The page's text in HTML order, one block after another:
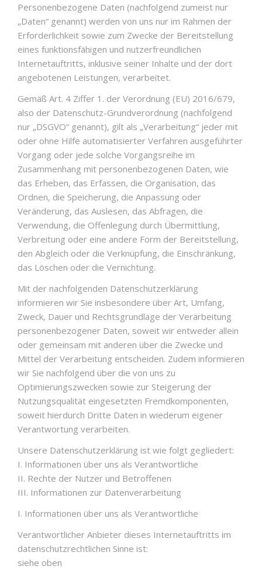
Personenbezogene Daten (nachfolgend zumeist nur
„Daten“ genannt) werden von uns nur im Rahmen der
Erforderlichkeit sowie zum Zwecke der Bereitstellung
eines funktionsfähigen und nutzerfreundlichen
Internetauftritts, inklusive seiner Inhalte und der dort
angebotenen Leistungen, verarbeitet.
Gemäß Art. 4 Ziffer 1. der Verordnung (EU) 2016/679,
also der Datenschutz-Grundverordnung (nachfolgend
nur „DSGVO“ genannt), gilt als „Verarbeitung“ jeder mit
oder ohne Hilfe automatisierter Verfahren ausgeführter
Vorgang oder jede solche Vorgangsreihe im
Zusammenhang mit personenbezogenen Daten, wie
das Erheben, das Erfassen, die Organisation, das
Ordnen, die Speicherung, die Anpassung oder
Veränderung, das Auslesen, das Abfragen, die
Verwendung, die Offenlegung durch Übermittlung,
Verbreitung oder eine andere Form der Bereitstellung,
den Abgleich oder die Verknüpfung, die Einschränkung,
das Löschen oder die Vernichtung.
Mit der nachfolgenden Datenschutzerklärung
informieren wir Sie insbesondere über Art, Umfang,
Zweck, Dauer und Rechtsgrundlage der Verarbeitung
personenbezogener Daten, soweit wir entweder allein
oder gemeinsam mit anderen über die Zwecke und
Mittel der Verarbeitung entscheiden. Zudem informieren
wir Sie nachfolgend über die von uns zu
Optimierungszwecken sowie zur Steigerung der
Nutzungsqualität eingesetzten Fremdkomponenten,
soweit hierdurch Dritte Daten in wiederum eigener
Verantwortung verarbeiten.
Unsere Datenschutzerklärung ist wie folgt gegliedert:
I. Informationen über uns als Verantwortliche
II. Rechte der Nutzer und Betroffenen
III. Informationen zur Datenverarbeitung
I. Informationen über uns als Verantwortliche
Verantwortlicher Anbieter dieses Internetauftritts im
datenschutzrechtlichen Sinne ist:
siehe oben